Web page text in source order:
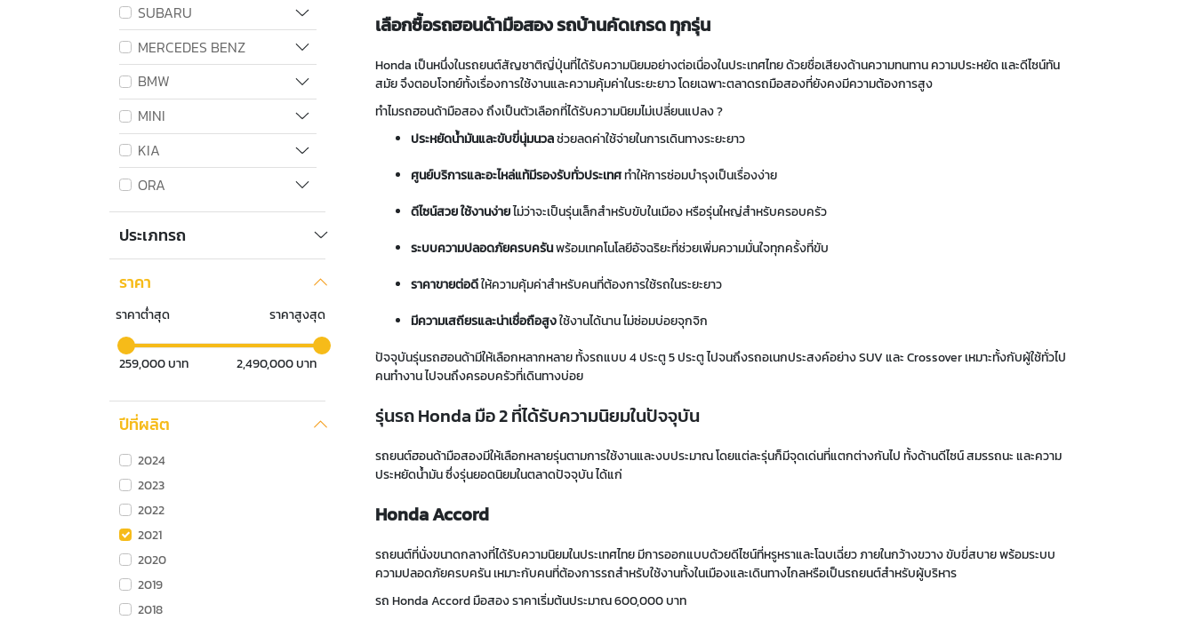
SUBARU
MERCEDES BENZ
BMW
MINI
KIA
ORA
ประเภทรถ
ราคา
ราคาต่ำสุด ราคาสูงสุด
259,000บาท 2,490,000บาท
ปีที่ผลิต
2024
2023
2022
2021
2020
2019
2018
เลือกซื้อรถฮอนด้ามือสอง รถบ้านคัดเกรด ทุกรุ่น
Honda เป็นหนึ่งในรถยนต์สัญชาติญี่ปุ่นที่ได้รับความนิยมอย่างต่อเนื่องในประเทศไทย ด้วยชื่อเสียงด้านความทนทาน ความประหยัด และดีไซน์ทัน
สมัย จึงตอบโจทย์ทั้งเรื่องการใช้งานและความคุ้มค่าในระยะยาว โดยเฉพาะตลาดรถมือสองที่ยังคงมีความต้องการสูง
ทำไมรถฮอนด้ามือสอง ถึงเป็นตัวเลือกที่ได้รับความนิยมไม่เปลี่ยนแปลง ?
ประหยัดน้ำมันและขับขี่นุ่มนวลช่วยลดค่าใช้จ่ายในการเดินทางระยะยาว
ศูนย์บริการและอะไหล่แท้มีรองรับทั่วประเทศทำให้การซ่อมบำรุงเป็นเรื่องง่าย
ดีไซน์สวย ใช้งานง่ายไม่ว่าจะเป็นรุ่นเล็กสำหรับขับในเมือง หรือรุ่นใหญ่สำหรับครอบครัว
ระบบความปลอดภัยครบครันพร้อมเทคโนโลยีอัจฉริยะที่ช่วยเพิ่มความมั่นใจทุกครั้งที่ขับ
ราคาขายต่อดีให้ความคุ้มค่าสำหรับคนที่ต้องการใช้รถในระยะยาว
มีความเสถียรและน่าเชื่อถือสูงใช้งานได้นาน ไม่ซ่อมบ่อยจุกจิก
ปัจจุบันรุ่นรถฮอนด้ามีให้เลือกหลากหลาย ทั้งรถแบบ 4 ประตู 5 ประตู ไปจนถึงรถอเนกประสงค์อย่าง SUV และ Crossover เหมาะทั้งกับผู้ใช้ทั่วไป
คนทำงาน ไปจนถึงครอบครัวที่เดินทางบ่อย
รุ่นรถ Honda มือ 2 ที่ได้รับความนิยมในปัจจุบัน
รถยนต์ฮอนด้ามือสองมีให้เลือกหลายรุ่นตามการใช้งานและงบประมาณ โดยแต่ละรุ่นก็มีจุดเด่นที่แตกต่างกันไป ทั้งด้านดีไซน์ สมรรถนะ และความ
ประหยัดน้ำมัน ซึ่งรุ่นยอดนิยมในตลาดปัจจุบัน ได้แก่
Honda Accord
รถยนต์ที่นั่งขนาดกลางที่ได้รับความนิยมในประเทศไทย มีการออกแบบด้วยดีไซน์ที่หรูหราและโฉบเฉี่ยว ภายในกว้างขวาง ขับขี่สบาย พร้อมระบบ
ความปลอดภัยครบครัน เหมาะกับคนที่ต้องการรถสำหรับใช้งานทั้งในเมืองและเดินทางไกลหรือเป็นรถยนต์สำหรับผู้บริหาร
รถ Honda Accord มือสอง ราคาเริ่มต้นประมาณ 600,000 บาท